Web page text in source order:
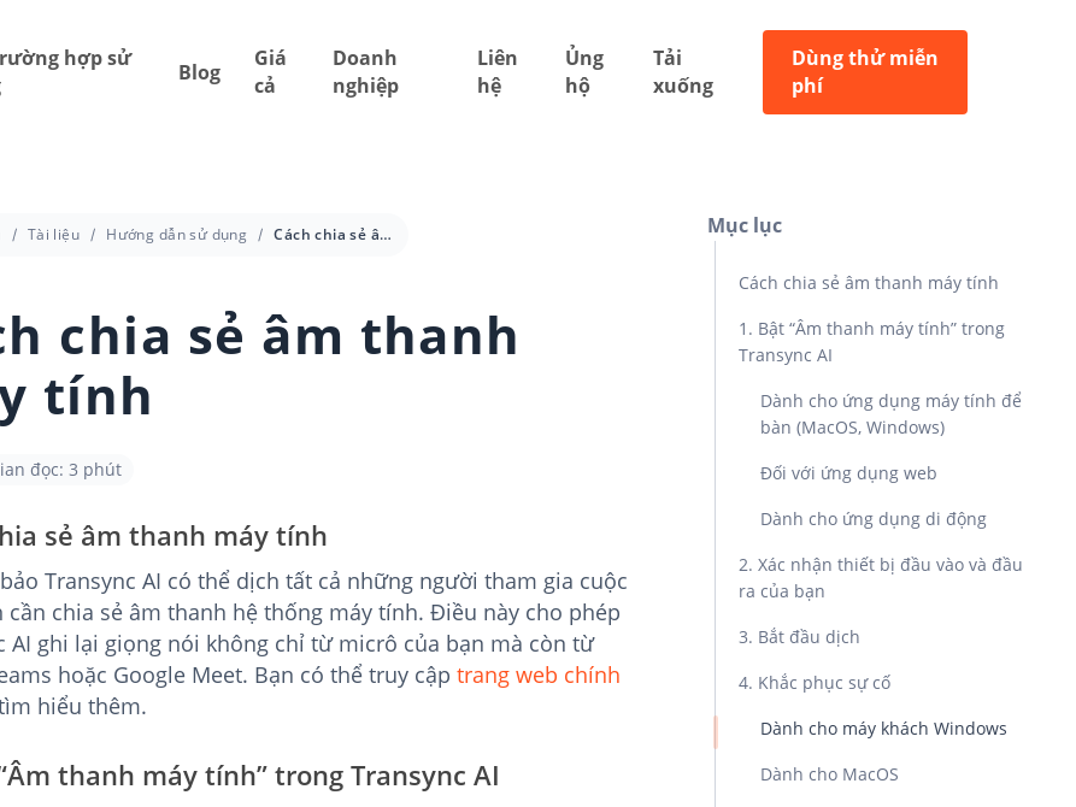
hợp sử
Blog
Giá
cả
Doanh
nghiệp
Liên
hệ
Ủng
hộ
Tải
xuống
Dùng thử miễn
phí
Tài liệu Hướng dẫn sử dụng Cách chia sẻ âm thanh máy tính
chia sẻ âm thanh
tính
đọc: 3 phút
sẻ âm thanh máy tính
Transync AI có thể dịch tất cả những người tham gia cuộc
cần chia sẻ âm thanh hệ thống máy tính. Điều này cho phép
AI ghi lại giọng nói không chỉ từ micrô của bạn mà còn từ
hoặc Google Meet. Bạn có thể truy cập trang web chính
hiểu thêm.
thanh máy tính” trong Transync AI
Mục lục
Cách chia sẻ âm thanh máy tính
1. Bật “Âm thanh máy tính” trong
Transync AI
Dành cho ứng dụng máy tính để
bàn (MacOS, Windows)
Đối với ứng dụng web
Dành cho ứng dụng di động
2. Xác nhận thiết bị đầu vào và đầu
ra của bạn
3. Bắt đầu dịch
4. Khắc phục sự cố
Dành cho máy khách Windows
Dành cho MacOS